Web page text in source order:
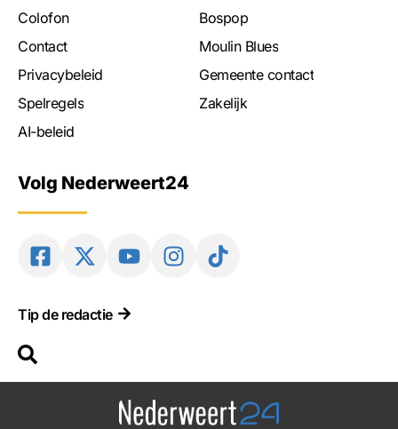
Colofon
Contact
Privacybeleid
Spelregels
AI-beleid
Bospop
Moulin Blues
Gemeente contact
Zakelijk
Volg Nederweert24
Tip de redactie